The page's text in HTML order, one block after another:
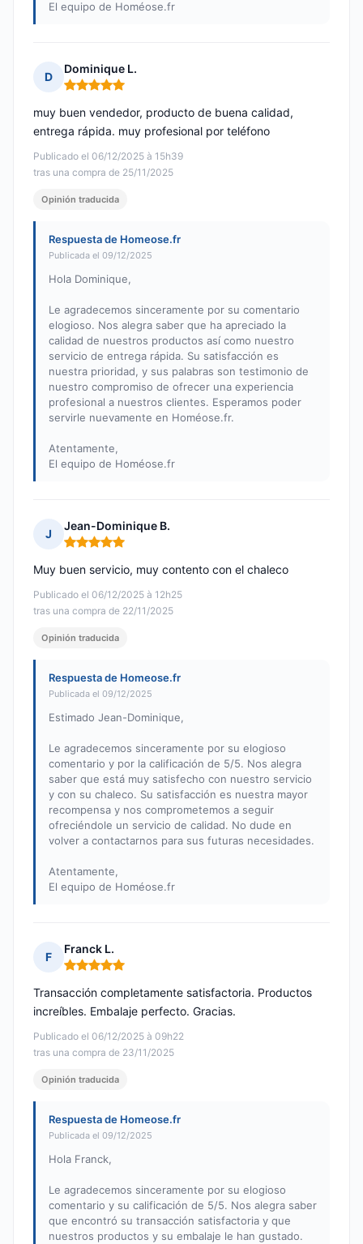
El equipo de Homéose.fr
D
Dominique L.
Nota: 5 de 5
Publicado el 06/12/2025 à 15h39
tras una compra de 25/11/2025
muy buen vendedor, producto de buena calidad,
entrega rápida. muy profesional por teléfono
Opinión traducida
Respuesta de Homeose.fr
Publicada el 09/12/2025
Hola Dominique,
Le agradecemos sinceramente por su comentario
elogioso. Nos alegra saber que ha apreciado la
calidad de nuestros productos así como nuestro
servicio de entrega rápida. Su satisfacción es
nuestra prioridad, y sus palabras son testimonio de
nuestro compromiso de ofrecer una experiencia
profesional a nuestros clientes. Esperamos poder
servirle nuevamente en Homéose.fr.
Atentamente,
El equipo de Homéose.fr
J
Jean-Dominique B.
Nota: 5 de 5
Publicado el 06/12/2025 à 12h25
tras una compra de 22/11/2025
Muy buen servicio, muy contento con el chaleco
Opinión traducida
Respuesta de Homeose.fr
Publicada el 09/12/2025
Estimado Jean-Dominique,
Le agradecemos sinceramente por su elogioso
comentario y por la calificación de 5/5. Nos alegra
saber que está muy satisfecho con nuestro servicio
y con su chaleco. Su satisfacción es nuestra mayor
recompensa y nos comprometemos a seguir
ofreciéndole un servicio de calidad. No dude en
volver a contactarnos para sus futuras necesidades.
Atentamente,
El equipo de Homéose.fr
F
Franck L.
Nota: 5 de 5
Publicado el 06/12/2025 à 09h22
tras una compra de 23/11/2025
Transacción completamente satisfactoria. Productos
increíbles. Embalaje perfecto. Gracias.
Opinión traducida
Respuesta de Homeose.fr
Publicada el 09/12/2025
Hola Franck,
Le agradecemos sinceramente por su elogioso
comentario y su calificación de 5/5. Nos alegra saber
que encontró su transacción satisfactoria y que
nuestros productos y su embalaje le han gustado.